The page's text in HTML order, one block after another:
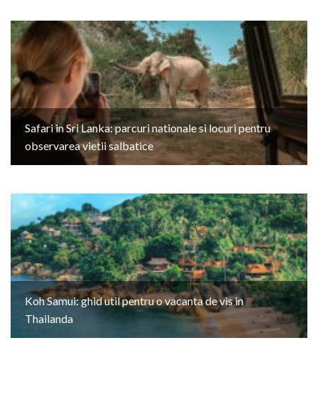
Safari in Sri Lanka: parcuri nationale si locuri pentru
observarea vietii salbatice
Koh Samui: ghid util pentru o vacanta de vis in
Thailanda